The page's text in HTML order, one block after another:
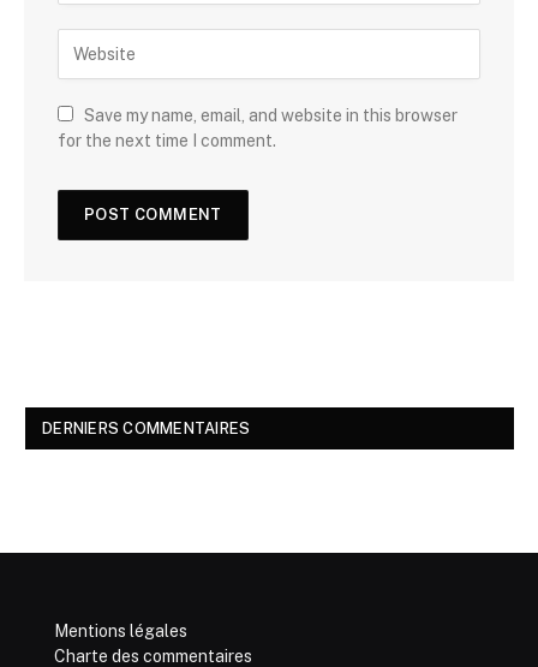
Save my name, email, and website in this browser
for the next time I comment.
DERNIERS COMMENTAIRES
Mentions légales
Charte des commentaires